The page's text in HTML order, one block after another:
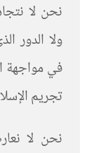
نحن لا
ولا الدور
في مواجهة
تجريم
نحن لا